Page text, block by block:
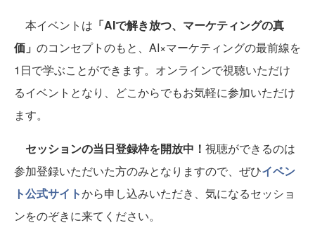
本イベントは 「AIで解き放つ、マーケティングの真
価」 のコンセプトのもと、AI×マーケティングの最前線を
1日で学ぶことができます。オンラインで視聴いただけ
るイベントとなり、どこからでもお気軽に参加いただけ
ます。
セッションの当日登録枠を開放中！ 視聴ができるのは
参加登録いただいた方のみとなりますので、ぜひイベン
ト公式サイトから申し込みいただき、気になるセッショ
ンをのぞきに来てください。